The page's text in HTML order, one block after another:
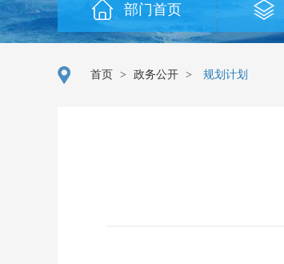
部门首页
首页 > 政务公开 > 规划计划